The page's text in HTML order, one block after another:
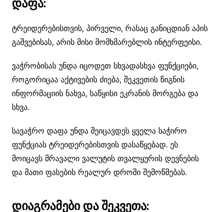
დაფა:
ტრეიდერებისთვის, პირველი, რასაც განიცდიან აპის
გაშვებისას, არის მისი მომხმარებლის ინტერფეისი.
ვაჭრობისას უნდა იცოდეთ სხვადასხვა ფუნქციები,
როგორიცაა აქტივების ძიება, შეკვეთის წიგნის
ინფორმაციის ნახვა, საწყისი ეკრანის მორგება და
სხვა.
სავაჭრო დაფა უნდა შეიცავდეს ყველა საჭირო
ფუნქციას ტრეიდერებისთვის დასაწყებად. ეს
მოიცავს მრავალი ვალუტის თვალყურის დევნების
და მათი ფასების რეალურ დროში შემოწმებას.
დიაგრამები და შეკვეთა: